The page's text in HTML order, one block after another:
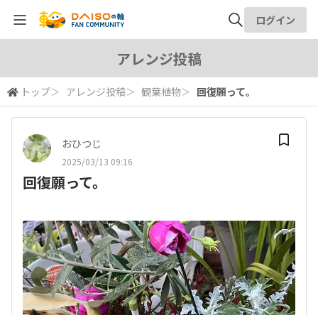
検索
ログイン
アレンジ投稿
トップ＞ アレンジ投稿＞ 観葉植物＞ 回復願って。
おひつじ
2025/03/13 09:16
回復願って。